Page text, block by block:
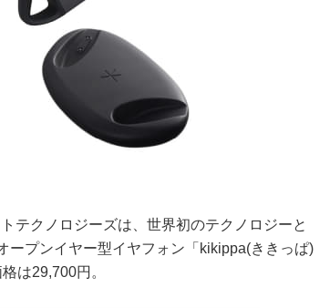
テクノロジーズは、世界初のテクノロジーと
ープンイヤー型イヤフォン「kikippa(ききっぱ)
は29,700円。